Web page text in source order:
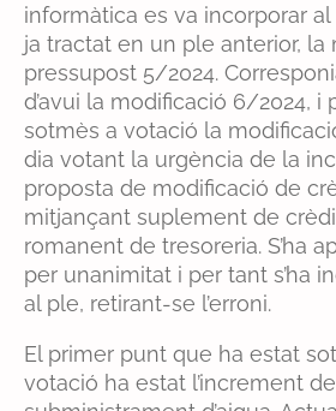
informàtica es va incorporar
ja tractat en un ple anterior, la
pressupost 5/2024.
d’avui la modificació 6/2024, i
sotmès a votació la
dia votant la urgència de la
proposta de modificació de
mitjançant suplement de
romanent de tresoreria. S’ha
per unanimitat i per tant s’ha
al ple, retirant-se l’erroni.
El primer punt que ha estat
votació ha estat l’increment